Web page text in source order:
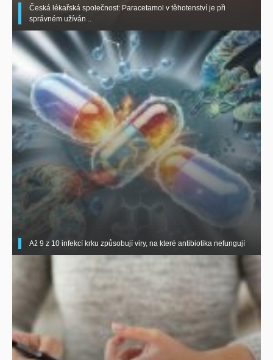
Česká lékařská společnost: Paracetamol v těhotenství je při
správném užíván ..
Až 9 z 10 infekcí krku způsobují viry, na které antibiotika nefungují